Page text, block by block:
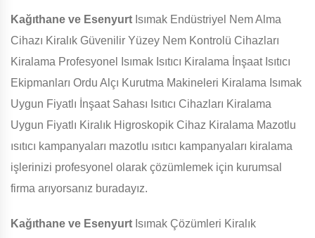
Kağıthane ve Esenyurt Isımak Endüstriyel Nem Alma
Cihazı Kiralık Güvenilir Yüzey Nem Kontrolü Cihazları
Kiralama Profesyonel Isımak Isıtıcı Kiralama İnşaat Isıtıcı
Ekipmanları Ordu Alçı Kurutma Makineleri Kiralama Isımak
Uygun Fiyatlı İnşaat Sahası Isıtıcı Cihazları Kiralama
Uygun Fiyatlı Kiralık Higroskopik Cihaz Kiralama Mazotlu
ısıtıcı kampanyaları mazotlu ısıtıcı kampanyaları kiralama
işlerinizi profesyonel olarak çözümlemek için kurumsal
firma arıyorsanız buradayız.
Kağıthane ve Esenyurt Isımak Çözümleri Kiralık